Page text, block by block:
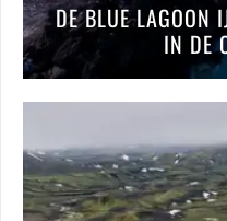
DE BLUE LAGOON
IN DE